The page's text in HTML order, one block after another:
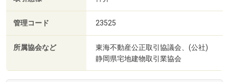
管理コード 23525
所属協会など
東海不動産公正取引協議会、(公社)
静岡県宅地建物取引業協会